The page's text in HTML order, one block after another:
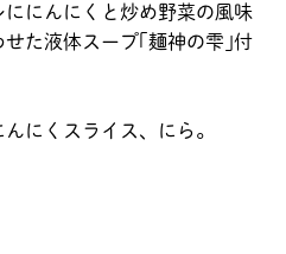
にんにくと炒め野菜の風味
た液体スープ｢麺神の雫｣付
にくスライス、にら。